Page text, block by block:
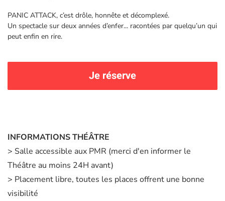
PANIC ATTACK, c’est drôle, honnête et décomplexé.
Un spectacle sur deux années d’enfer... racontées par quelqu’un qui
peut enfin en rire.
Je réserve
INFORMATIONS THÉÂTRE
> Salle accessible aux PMR (merci d'en informer le
Théâtre au moins 24H avant)
> Placement libre, toutes les places offrent une bonne
visibilité